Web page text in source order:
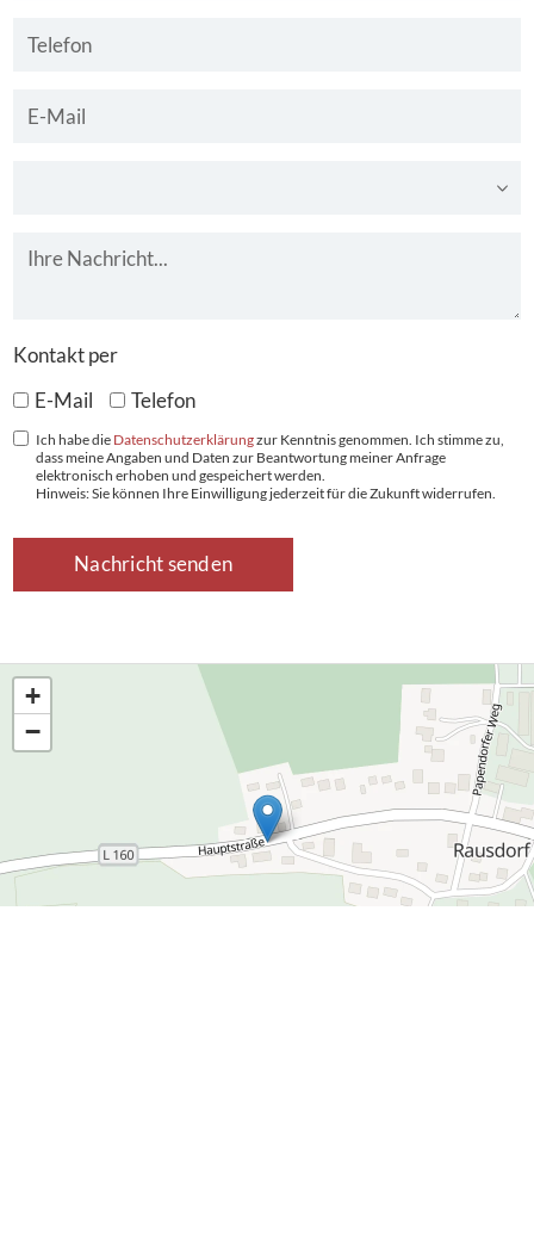
Telefon
E-Mail *
Nachricht*
Kontakt per
E-Mail
Telefon
Ich habe die Datenschutzerklärungzur Kenntnis genommen. Ich stimme zu,
dass meine Angaben und Daten zur Beantwortung meiner Anfrage
elektronisch erhoben und gespeichert werden.
Hinweis: Sie können Ihre Einwilligung jederzeit für die Zukunft widerrufen.
+
−